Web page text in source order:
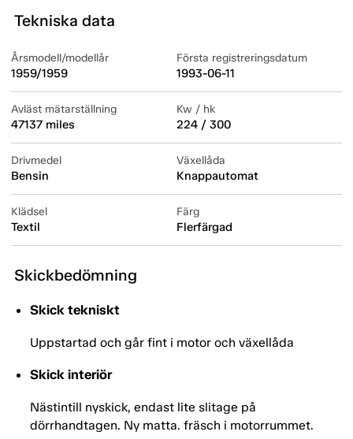
Tekniska data
Årsmodell/modellår
1959/1959
Första registreringsdatum
1993-06-11
Avläst mätarställning
47137 miles
Kw / hk
224 / 300
Drivmedel
Bensin
Växellåda
Knappautomat
Klädsel
Textil
Färg
Flerfärgad
Skickbedömning
Skick tekniskt
Uppstartad och går fint i motor och växellåda
Skick interiör
Nästintill nyskick, endast lite slitage på
dörrhandtagen. Ny matta. fräsch i motorrummet.